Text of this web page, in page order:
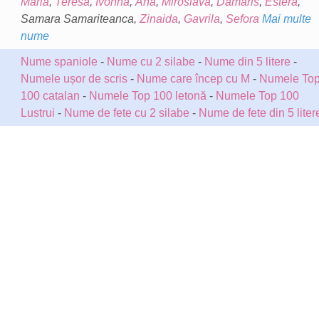
Samara Samariteanca, Zinaida, Gavrila, Sefora Mai multe
nume
Nume spaniole - Nume cu 2 silabe - Nume din 5 litere -
Numele ușor de scris- Nume care încep cu M - Numele
100 catalan - Numele Top 100 letonă - Numele Top 100
Lustrui - Nume de fete cu 2 silabe - Nume de fete din 5